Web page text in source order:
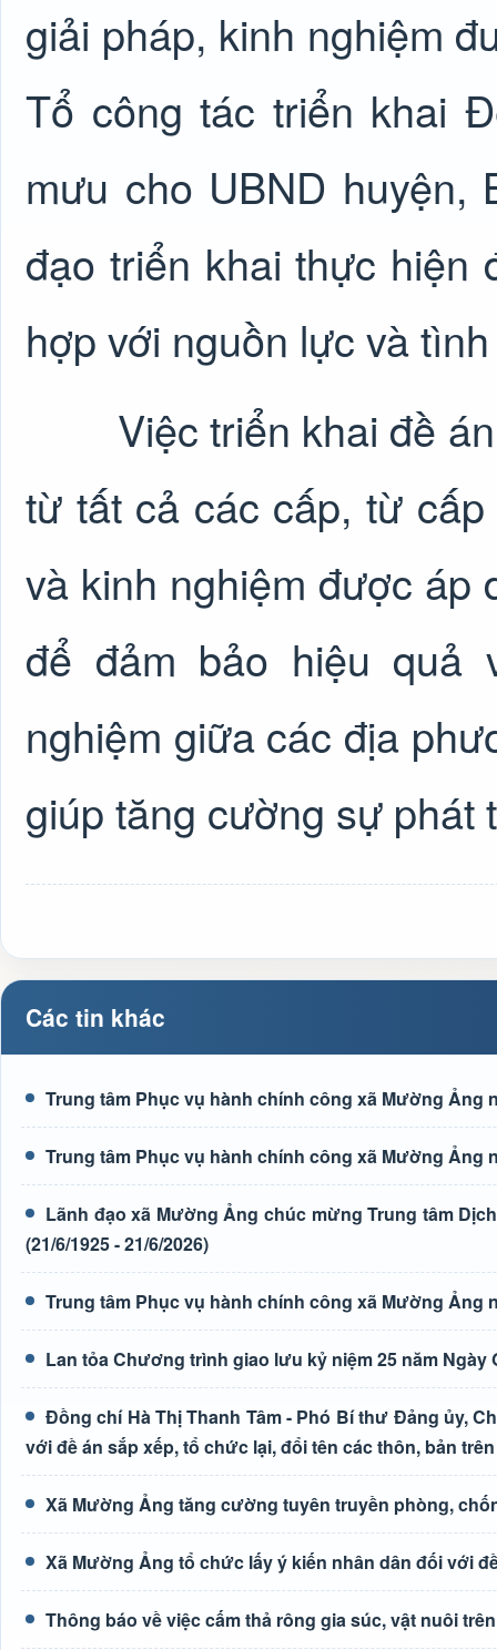
giải pháp, kinh nghiệm
Tổ công tác triển khai
mưu cho UBND
đạo triển khai thực hiện
hợp với nguồn lực và
Việc triển khai đề án
từ tất cả các cấp, từ
và kinh nghiệm được áp
để đảm bảo hiệu quả
nghiệm giữa các địa
giúp tăng cường sự phát
Các tin khác
Trung tâm Phục vụ hành chính công xã Mường Ảng
Trung tâm Phục vụ hành chính công xã Mường Ảng
Lãnh đạo xã Mường Ảng chúc mừng Trung tâm
(21/6/1925 - 21/6/2026)
Trung tâm Phục vụ hành chính công xã Mường Ảng
Lan tỏa Chương trình giao lưu kỷ niệm 25 năm Ngày
Đồng chí Hà Thị Thanh Tâm - Phó Bí thư Đảng ủy,
với đề án sắp xếp, tổ chức lại, đổi tên các thôn, bản
Xã Mường Ảng tăng cường tuyên truyền phòng,
Xã Mường Ảng tổ chức lấy ý kiến nhân dân đối với
Thông báo về việc cấm thả rông gia súc, vật nuôi